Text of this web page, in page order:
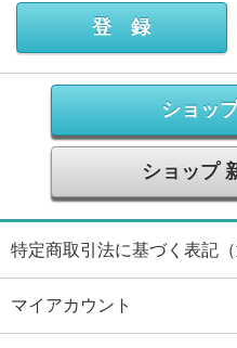
ショッ
ショップ
特定商取引法に基づく表記（
マイアカウント